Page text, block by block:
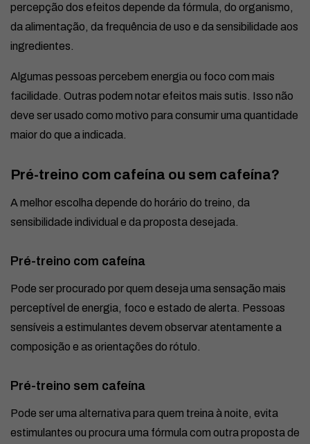
percepção dos efeitos depende da fórmula, do organismo,
da alimentação, da frequência de uso e da sensibilidade aos
ingredientes.
Algumas pessoas percebem energia ou foco com mais
facilidade. Outras podem notar efeitos mais sutis. Isso não
deve ser usado como motivo para consumir uma quantidade
maior do que a indicada.
Pré-treino com cafeína ou sem cafeína?
A melhor escolha depende do horário do treino, da
sensibilidade individual e da proposta desejada.
Pré-treino com cafeína
Pode ser procurado por quem deseja uma sensação mais
perceptível de energia, foco e estado de alerta. Pessoas
sensíveis a estimulantes devem observar atentamente a
composição e as orientações do rótulo.
Pré-treino sem cafeína
Pode ser uma alternativa para quem treina à noite, evita
estimulantes ou procura uma fórmula com outra proposta de